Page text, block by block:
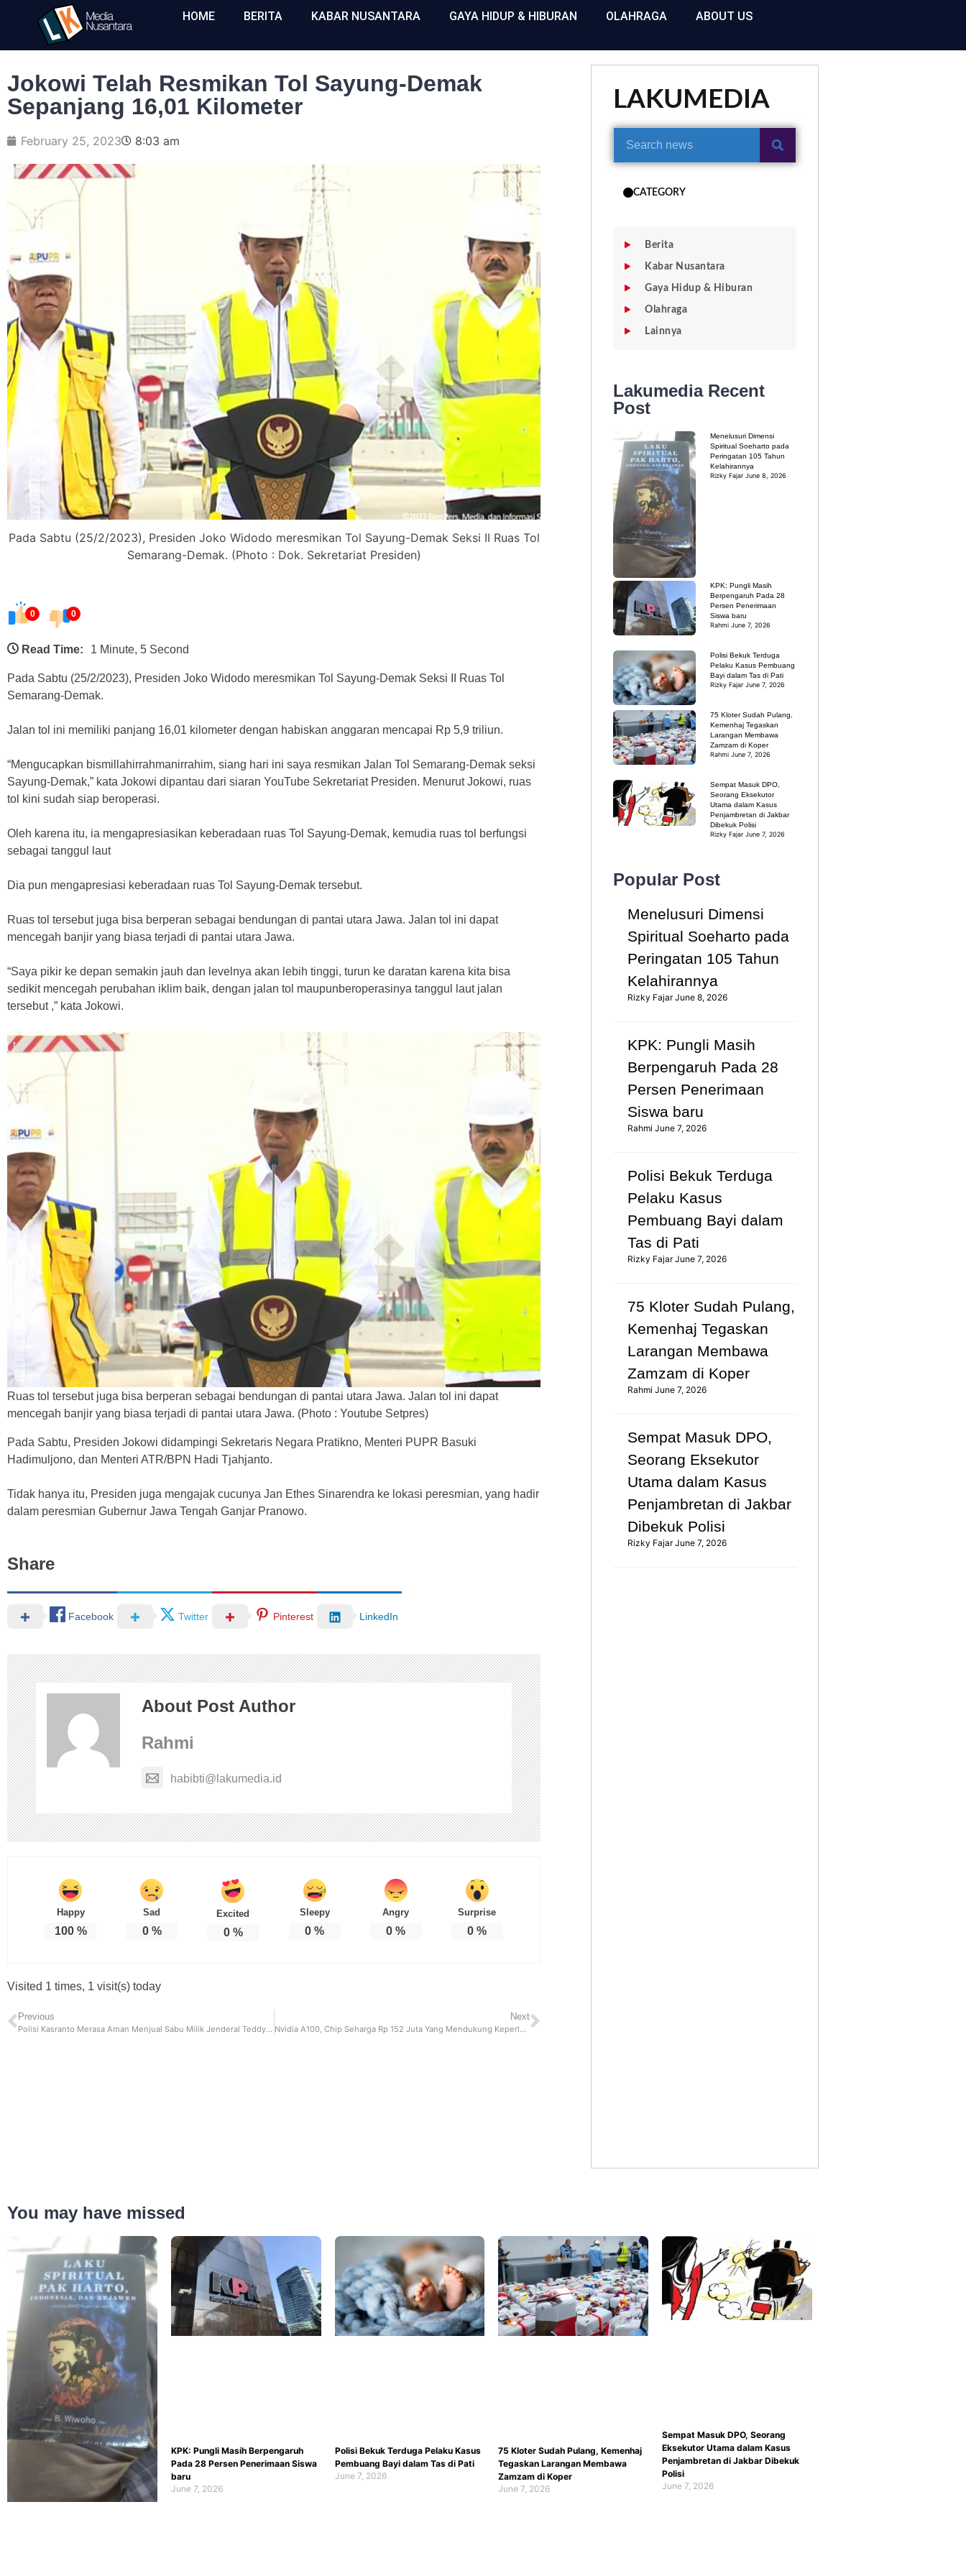
HOME BERITA KABAR NUSANTARA GAYA HIDUP & HIBURAN OLAHRAGA ABOUT US
Jokowi Telah Resmikan Tol Sayung-Demak
Sepanjang 16,01 Kilometer
February 25, 2023 8:03 am
Pada Sabtu (25/2/2023), Presiden Joko Widodo meresmikan Tol Sayung-Demak Seksi II Ruas Tol
Semarang-Demak. (Photo : Dok. Sekretariat Presiden)
0 0
Read Time: 1 Minute, 5 Second
Pada Sabtu (25/2/2023), Presiden Joko Widodo meresmikan Tol Sayung-Demak Seksi II Ruas Tol
Semarang-Demak.
Jalan tol ini memiliki panjang 16,01 kilometer dengan habiskan anggaran mencapai Rp 5,9 triliun.
“Mengucapkan bismillahirrahmanirrahim, siang hari ini saya resmikan Jalan Tol Semarang-Demak seksi
Sayung-Demak,” kata Jokowi dipantau dari siaran YouTube Sekretariat Presiden. Menurut Jokowi, ruas
tol kini sudah siap beroperasi.
Oleh karena itu, ia mengapresiasikan keberadaan ruas Tol Sayung-Demak, kemudia ruas tol berfungsi
sebagai tanggul laut
Dia pun mengapresiasi keberadaan ruas Tol Sayung-Demak tersebut.
Ruas tol tersebut juga bisa berperan sebagai bendungan di pantai utara Jawa. Jalan tol ini dapat
mencegah banjir yang biasa terjadi di pantai utara Jawa.
“Saya pikir ke depan semakin jauh dan levelnya akan lebih tinggi, turun ke daratan karena kita bisa
sedikit mencegah perubahan iklim baik, dengan jalan tol maupunberoperasinya tanggul laut jalan
tersebut ,” kata Jokowi.
Ruas tol tersebut juga bisa berperan sebagai bendungan di pantai utara Jawa. Jalan tol ini dapat
mencegah banjir yang biasa terjadi di pantai utara Jawa. (Photo : Youtube Setpres)
Pada Sabtu, Presiden Jokowi didampingi Sekretaris Negara Pratikno, Menteri PUPR Basuki
Hadimuljono, dan Menteri ATR/BPN Hadi Tjahjanto.
Tidak hanya itu, Presiden juga mengajak cucunya Jan Ethes Sinarendra ke lokasi peresmian, yang hadir
dalam peresmian Gubernur Jawa Tengah Ganjar Pranowo.
Share
Facebook Twitter Pinterest LinkedIn
About Post Author
Rahmi
habibti@lakumedia.id
Happy
100%
Sad
0%
Excited
0%
Sleepy
0 %
Angry
0 %
Surprise
0 %
Visited 1 times, 1 visit(s) today
Previous
Polisi Kasranto Merasa Aman Menjual Sabu Milik Jenderal Teddy Minahasa, Dapat Bonus Rp 70 Juta
Next
Nvidia A100, Chip Seharga Rp 152 Juta Yang Mendukung Keperluan Pengembangan AI
LAKUMEDIA
CATEGORY
Berita
Kabar Nusantara
Gaya Hidup & Hiburan
Olahraga
Lainnya
Lakumedia Recent
Post
Menelusuri Dimensi
Spiritual Soeharto pada
Peringatan 105 Tahun
Kelahirannya
Rizky FajarJune 8, 2026
KPK: Pungli Masih
Berpengaruh Pada 28
Persen Penerimaan
Siswa baru
Rahmi June 7, 2026
Polisi Bekuk Terduga
Pelaku Kasus Pembuang
Bayi dalam Tas di Pati
Rizky FajarJune 7, 2026
75 Kloter Sudah Pulang,
Kemenhaj Tegaskan
Larangan Membawa
Zamzam di Koper
Rahmi June 7, 2026
Sempat Masuk DPO,
Seorang Eksekutor
Utama dalam Kasus
Penjambretan di Jakbar
Dibekuk Polisi
Rizky FajarJune 7, 2026
Popular Post
Menelusuri Dimensi
Spiritual Soeharto pada
Peringatan 105 Tahun
Kelahirannya
Rizky FajarJune 8, 2026
KPK: Pungli Masih
Berpengaruh Pada 28
Persen Penerimaan
Siswa baru
RahmiJune 7, 2026
Polisi Bekuk Terduga
Pelaku Kasus
Pembuang Bayi dalam
Tas di Pati
Rizky FajarJune 7, 2026
75 Kloter Sudah Pulang,
Kemenhaj Tegaskan
Larangan Membawa
Zamzam di Koper
RahmiJune 7, 2026
Sempat Masuk DPO,
Seorang Eksekutor
Utama dalam Kasus
Penjambretan di Jakbar
Dibekuk Polisi
Rizky FajarJune 7, 2026
You may have missed
KPK: Pungli Masih Berpengaruh
Pada 28 Persen Penerimaan Siswa
baru
June 7, 2026
Polisi Bekuk Terduga Pelaku Kasus
Pembuang Bayi dalam Tas di Pati
June 7, 2026
75 Kloter Sudah Pulang, Kemenhaj
Tegaskan Larangan Membawa
Zamzam di Koper
June 7, 2026
Sempat Masuk DPO, Seorang
Eksekutor Utama dalam Kasus
Penjambretan di Jakbar Dibekuk
Polisi
June 7, 2026